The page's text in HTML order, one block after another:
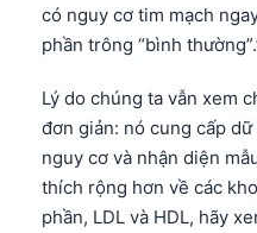
có nguy cơ tim mạch
phần trông “bình
Lý do chúng ta vẫn xem
đơn giản: nó cung cấp
nguy cơ và nhận diện
thích rộng hơn về các
phần, LDL và HDL, hãy